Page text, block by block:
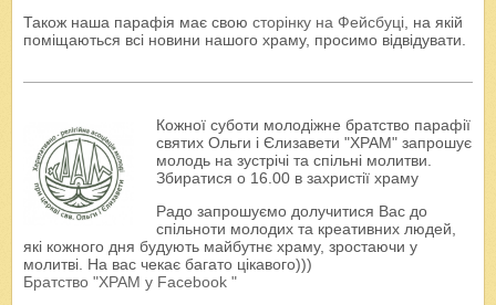
Також наша парафія має свою сторінку на Фейсбуці, на якій
поміщаються всі новини нашого храму, просимо відвідувати.
Кожної суботи молодіжне братство парафії
святих Ольги і Єлизавети "ХРАМ" запрошує
молодь на зустрічі та спільні молитви.
Збиратися о 16.00 в захристії храму
Радо запрошуємо долучитися Вас до
спільноти молодих та креативних людей,
які кожного дня будують майбутнє храму, зростаючи у
молитві. На вас чекає багато цікавого)))
Братство "ХРАМ у Facebook "